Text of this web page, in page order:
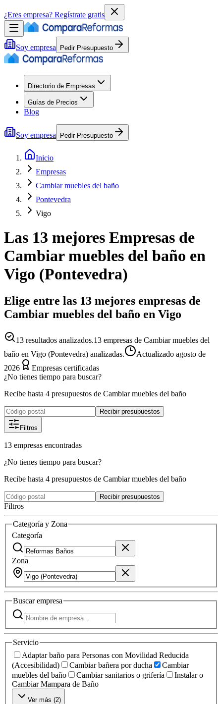
¿Eres empresa? Regístrate gratis
Soy empresa Pedir Presupuesto
Directorio de Empresas
Guías de Precios
Blog
Soy empresa Pedir Presupuesto
Inicio
Empresas
Cambiar muebles del baño
Pontevedra
Vigo
Las 13 mejores Empresas de
Cambiar muebles del baño en
Vigo (Pontevedra)
Elige entre las 13 mejores empresas de
Cambiar muebles del baño en Vigo
13 resultados analizados.13 empresas de Cambiar muebles del
baño en Vigo (Pontevedra) analizadas.
Actualizado agosto de
2026
Empresas certificadas
¿No tienes tiempo para buscar?
Recibe hasta 4 presupuestos de Cambiar muebles del baño
Recibir presupuestos
Filtros
13 empresas encontradas
¿No tienes tiempo para buscar?
Recibe hasta 4 presupuestos de Cambiar muebles del baño
Recibir presupuestos
Filtros
Categoría y Zona
Categoría
Zona
Buscarempresa
Servicio
Adaptar baño para Personas con Movilidad Reducida
(Accesibilidad)
Cambiar bañera por ducha
Cambiar
muebles del baño
Cambiar sanitarios o grifería
Instalar o
Cambiar Mampara de Baño
Ver más (2)